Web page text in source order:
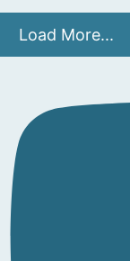
Load More...